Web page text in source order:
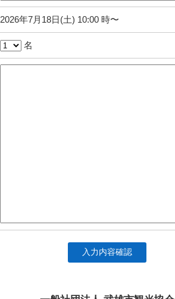
2026年7月18日(土) 10:00 時〜
名
入力内容確認